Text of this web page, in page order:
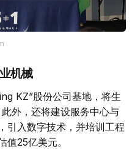
机械
KZ”股份公司基地，将生
外，还将建设服务中心与
引入数字技术，并培训工程
值25亿美元。